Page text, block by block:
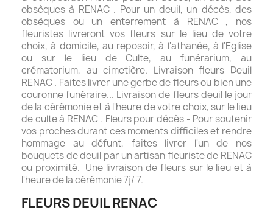
obsèques à RENAC . Pour un deuil, un décès, des
obsèques ou un enterrement à RENAC , nos
fleuristes livreront vos fleurs sur le lieu de votre
choix, à domicile, au reposoir, à l'athanée, à l'Eglise
ou sur le lieu de Culte, au funérarium, au
crématorium, au cimetière. Livraison fleurs Deuil
RENAC . Faites livrer une gerbe de fleurs ou bien une
couronne funéraire... Livraison de fleurs deuil le jour
de la cérémonie et à l'heure de votre choix, sur le lieu
de culte à RENAC . Fleurs pour décès - Pour soutenir
vos proches durant ces moments difficiles et rendre
hommage au défunt, faites livrer l'un de nos
bouquets de deuil par un artisan fleuriste de RENAC
ou proximité. Une livraison de fleurs sur le lieu et à
l'heure de la cérémonie 7j/ 7.
FLEURS DEUIL RENAC